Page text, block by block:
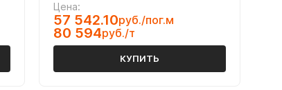
Цена:
57 542.10руб./пог.м
80 594руб./т
КУПИТЬ